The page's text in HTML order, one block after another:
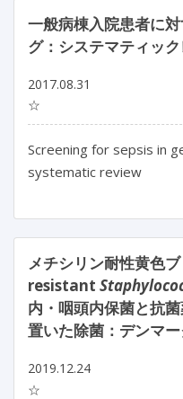
一般病棟入院患者に
グ：システマティッ
2017.08.31
☆
Screening for sepsis in
systematic review
メチシリン耐性黄色
resistant
内・咽頭内保菌と抗
置いた除菌：デンマ
2019.12.24
☆